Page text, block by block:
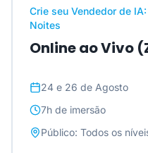
Crie seu Vendedor de
Noites
Online ao Vivo
24 e 26 de Agosto
7h de imersão
Público: Todos os